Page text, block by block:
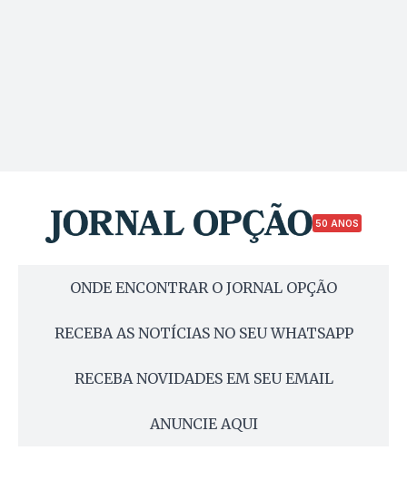
50 ANOS
ONDE ENCONTRAR O JORNAL OPÇÃO
RECEBA AS NOTÍCIAS NO SEU WHATSAPP
RECEBA NOVIDADES EM SEU EMAIL
ANUNCIE AQUI